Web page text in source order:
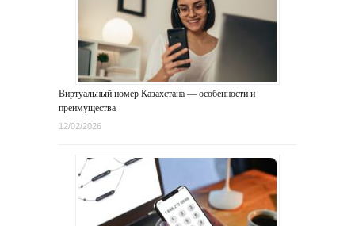
Виртуальный номер Казахстана — особенности и
преимущества
12/02/2026